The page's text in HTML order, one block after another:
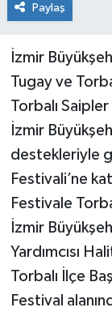
Paylaş
İzmir
Tugay ve
Torbalı
İzmir
destekleriyle
Festivali’ne
Festivale
İzmir
Yardımcısı
Torbalı İlçe
Festival